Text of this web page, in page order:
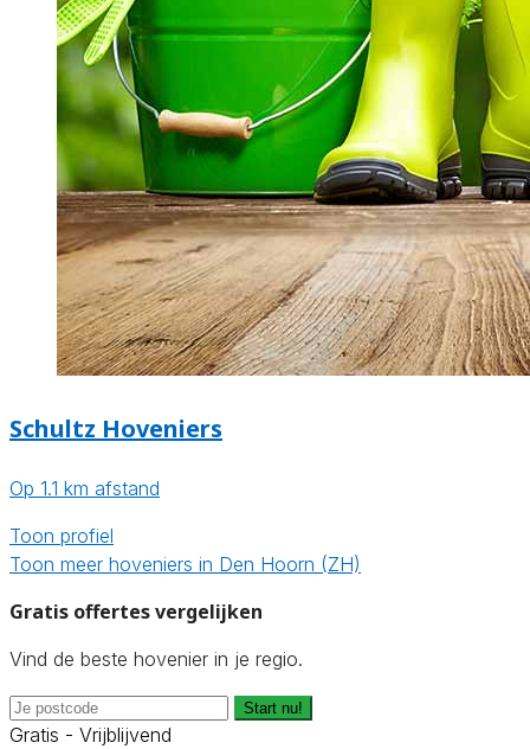
Schultz Hoveniers
Op 1.1 km afstand
Toon profiel
Toon meer hoveniers in Den Hoorn (ZH)
Gratis offertes vergelijken
Vind de beste hovenier in je regio.
Start nu!
Gratis - Vrijblijvend